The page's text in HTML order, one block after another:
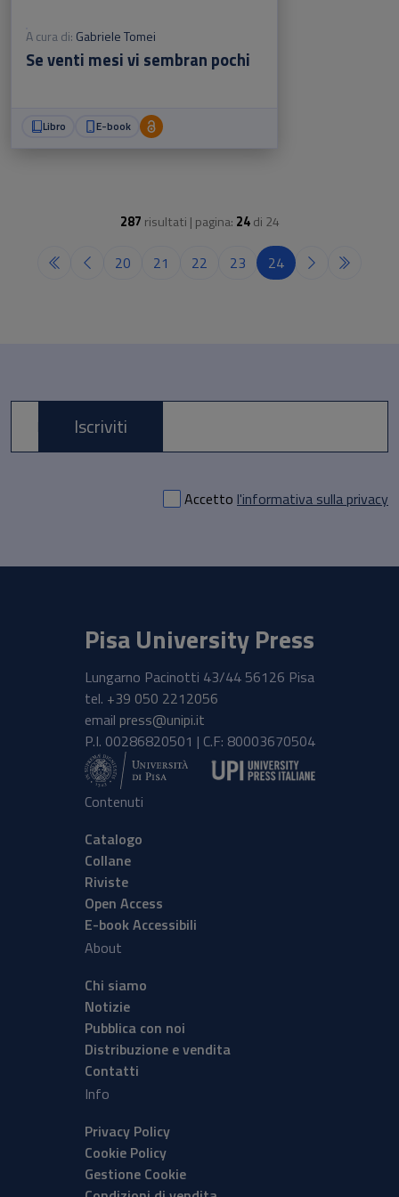
A cura di: Gabriele Tomei
Se venti mesi vi sembran pochi
Libro E-book
287 risultati | pagina: 24di 24
20 21 22 23 24
E-mail *
Accetto l'informativa sulla privacy
Iscriviti
Pisa University Press
Lungarno Pacinotti 43/44 56126 Pisa
tel. +39 050 2212056
email press@unipi.it
P.I. 00286820501 | C.F: 80003670504
Contenuti
Catalogo
Collane
Riviste
Open Access
E-book Accessibili
About
Chi siamo
Notizie
Pubblica con noi
Distribuzione e vendita
Contatti
Info
Privacy Policy
Cookie Policy
Gestione Cookie